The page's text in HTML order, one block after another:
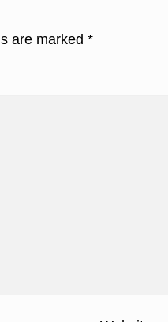
are marked *